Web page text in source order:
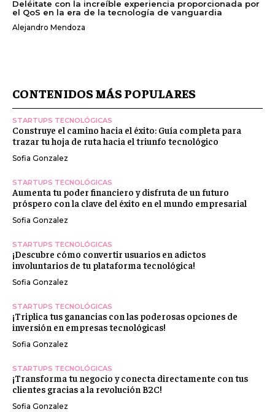
Deléitate con la increíble experiencia proporcionada por
el QoS en la era de la tecnología de vanguardia
Alejandro Mendoza
CONTENIDOS MÁS POPULARES
STARTUPS TECNOLÓGICAS
Construye el camino hacia el éxito: Guía completa para
trazar tu hoja de ruta hacia el triunfo tecnológico
Sofia Gonzalez
STARTUPS TECNOLÓGICAS
Aumenta tu poder financiero y disfruta de un futuro
próspero con la clave del éxito en el mundo empresarial
Sofia Gonzalez
STARTUPS TECNOLÓGICAS
¡Descubre cómo convertir usuarios en adictos
involuntarios de tu plataforma tecnológica!
Sofia Gonzalez
STARTUPS TECNOLÓGICAS
¡Triplica tus ganancias con las poderosas opciones de
inversión en empresas tecnológicas!
Sofia Gonzalez
STARTUPS TECNOLÓGICAS
¡Transforma tu negocio y conecta directamente con tus
clientes gracias a la revolución B2C!
Sofia Gonzalez